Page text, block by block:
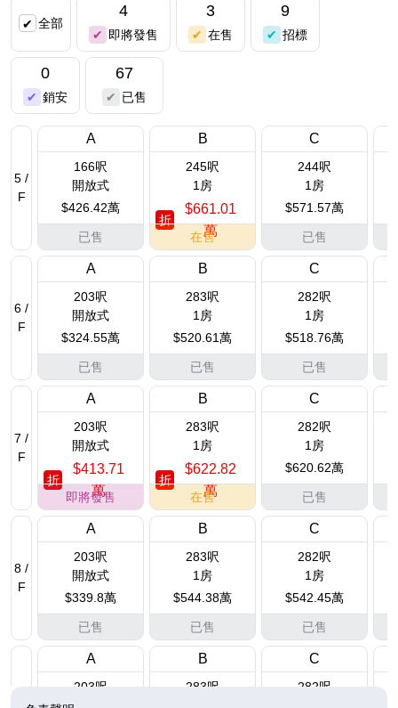
全部
4
即將發售
3
在售
9
招標
0
銷安
67
已售
5 /
F
6 /
F
7 /
F
8 /
F
A
166呎
開放式
$426.42萬
已售
B
245呎
1房
折
$661.01
萬
在售
C
244呎
1房
$571.57萬
已售
A
203呎
開放式
$324.55萬
已售
B
283呎
1房
$520.61萬
已售
C
282呎
1房
$518.76萬
已售
A
203呎
開放式
折
$413.71
萬
即將發售
B
283呎
1房
折
$622.82
萬
在售
C
282呎
1房
$620.62萬
已售
A
203呎
開放式
$339.8萬
已售
B
283呎
1房
$544.38萬
已售
C
282呎
1房
$542.45萬
已售
A
203呎
B
283呎
C
282呎